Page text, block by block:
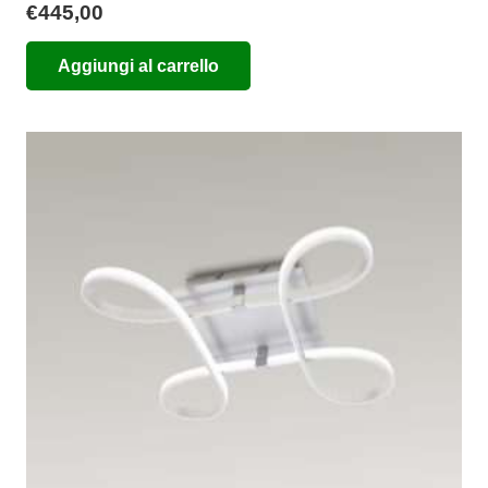
€445,00
Aggiungi al carrello